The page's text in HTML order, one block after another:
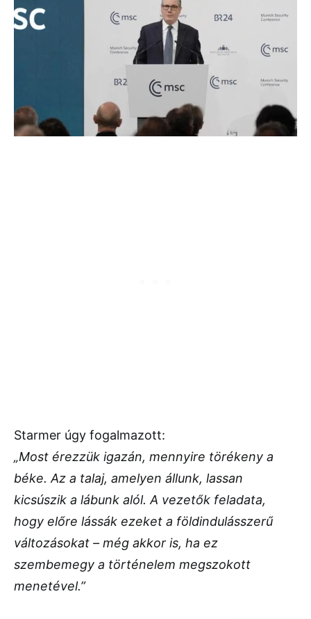
Starmer úgy fogalmazott:
„Most érezzük igazán, mennyire törékeny a
béke. Az a talaj, amelyen állunk, lassan
kicsúszik a lábunk alól. A vezetők feladata,
hogy előre lássák ezeket a földindulásszerű
változásokat – még akkor is, ha ez
szembemegy a történelem megszokott
menetével.”